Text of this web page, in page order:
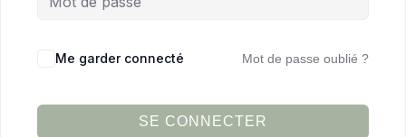
Me garder connecté Mot de passe oublié ?
SE CONNECTER